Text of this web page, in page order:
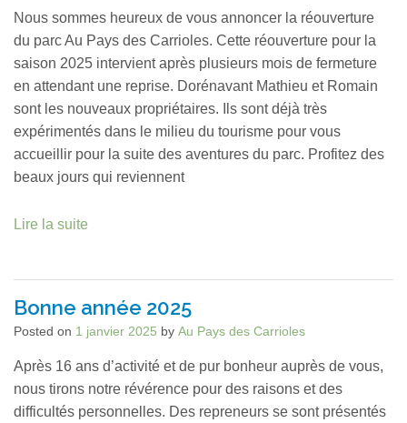
Nous sommes heureux de vous annoncer la réouverture
du parc Au Pays des Carrioles. Cette réouverture pour la
saison 2025 intervient après plusieurs mois de fermeture
en attendant une reprise. Dorénavant Mathieu et Romain
sont les nouveaux propriétaires. Ils sont déjà très
expérimentés dans le milieu du tourisme pour vous
accueillir pour la suite des aventures du parc. Profitez des
beaux jours qui reviennent
Lire la suite
Bonne année 2025
Posted on 1 janvier 2025 by Au Pays des Carrioles
Après 16 ans d’activité et de pur bonheur auprès de vous,
nous tirons notre révérence pour des raisons et des
difficultés personnelles. Des repreneurs se sont présentés